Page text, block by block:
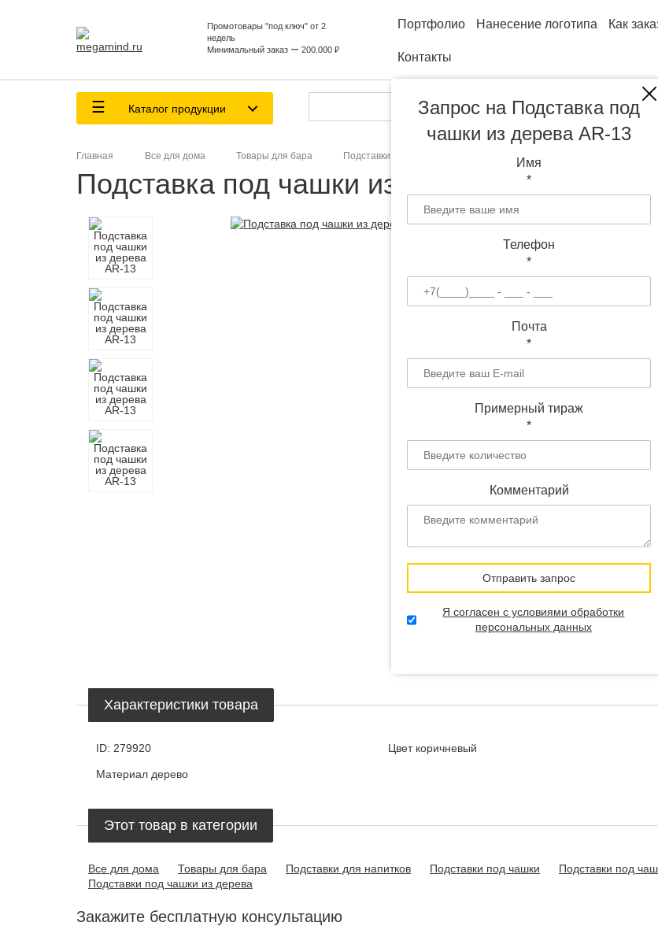
Промотовары "под ключ" от 2
недель
Минимальный заказ ー 200.000 ₽
Портфолио Нанесение логотипа Как
Контакты
Каталог продукции
Главная Все для дома Товары для бара Подставки для напитков Под чашки
Подставка под чашки из дерева AR-13 с
Чем больше тираж,
Тираж
Наличие: В наличии
Доставка:
Выбранный товар
мы можем
кастомизировать
и фирменные
доставить в
расходы:
Способ нанесения:
Характеристики товара
ID: 279920 Цвет коричневый
Материал дерево
Этот товар в категории
Все для дома Товары для бара Подставки для напитков Подставки под чашки Подставки под
Подставки под чашки из дерева
Закажите бесплатную консультацию
Запрос на Подставка под
чашки из дерева AR-13
Имя
*
Телефон
*
Почта
*
Примерный тираж
*
Комментарий
Отправить запрос
Я согласен с условиями обработки
персональных данных